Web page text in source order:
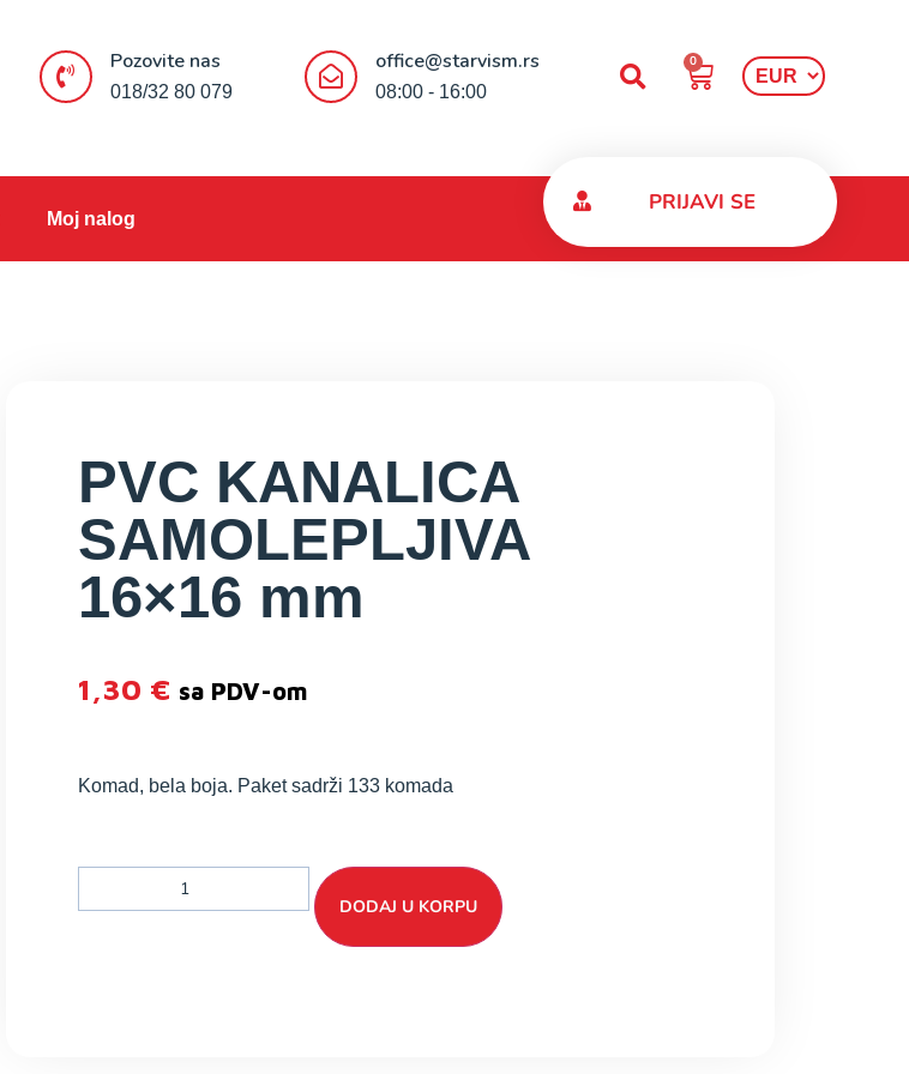
Pozovite nas
018/32 80 079
office@starvism.rs
08:00 - 16:00
0
Moj nalog
PRIJAVI SE
PVC KANALICA
SAMOLEPLJIVA
16×16 mm
1,30 € sa PDV-om
Komad, bela boja. Paket sadrži 133 komada
DODAJ U KORPU